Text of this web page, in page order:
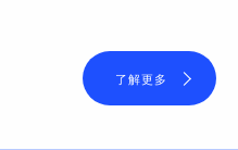
了解更多